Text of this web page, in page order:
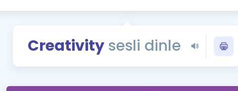
YDS - YÖKDİL
İngilizce Gramer
Creativity sesli dinle